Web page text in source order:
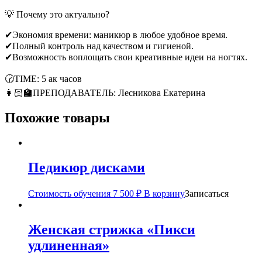
💡 Почему это актуально?
✔Экономия времени: маникюр в любое удобное время.
✔Полный контроль над качеством и гигиеной.
✔Возможность воплощать свои креативные идеи на ногтях.
🕝TIME: 5 ак часов
👩🏻‍🏫ПРЕПОДАВАТЕЛЬ: Лесникова Екатерина
Похожие товары
Педикюр дисками
Стоимость обучения 7 500 ₽ В корзинуЗаписаться
Женская стрижка «Пикси
удлиненная»